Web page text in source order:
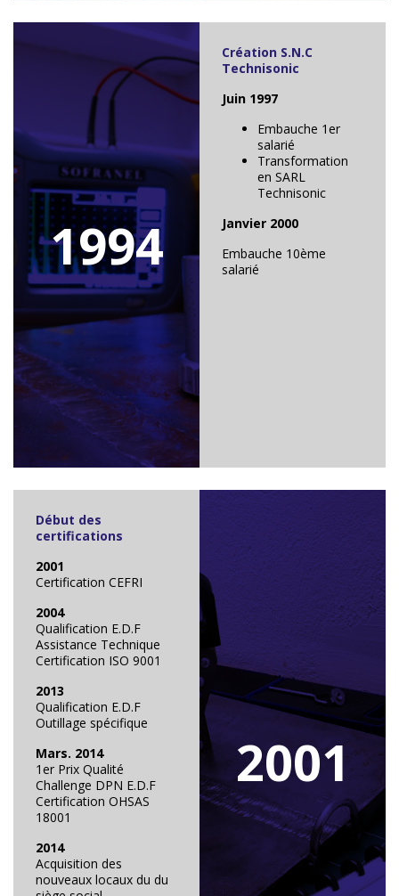
1994
Création S.N.C
Technisonic
Juin 1997
Embauche 1er
salarié
Transformation
en SARL
Technisonic
Janvier 2000
Embauche 10ème
salarié
2001
Début des
certifications
2001
Certification CEFRI
2004
Qualification E.D.F
Assistance Technique
Certification ISO 9001
2013
Qualification E.D.F
Outillage spécifique
Mars. 2014
1er Prix Qualité
Challenge DPN E.D.F
Certification OHSAS
18001
2014
Acquisition des
nouveaux locaux du du